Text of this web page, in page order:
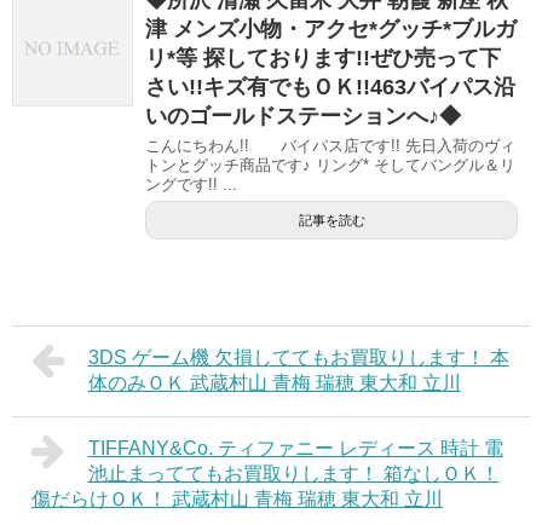
津 メンズ小物・アクセ*グッチ*ブルガ
リ*等 探しております!!ぜひ売って下
さい!!キズ有でもＯＫ!!463バイパス沿
いのゴールドステーションへ♪◆
こんにちわん!! バイパス店です!! 先日入荷のヴィ
トンとグッチ商品です♪ リング* そしてバングル＆リ
ングです!! ...
記事を読む
3DS ゲーム機 欠損しててもお買取りします！ 本
体のみＯＫ 武蔵村山 青梅 瑞穂 東大和 立川
TIFFANY&Co. ティファニー レディース 時計 電
池止まっててもお買取りします！ 箱なしＯＫ！
傷だらけＯＫ！ 武蔵村山 青梅 瑞穂 東大和 立川